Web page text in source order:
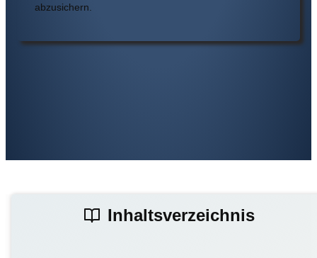
abzusichern.
Inhaltsverzeichnis